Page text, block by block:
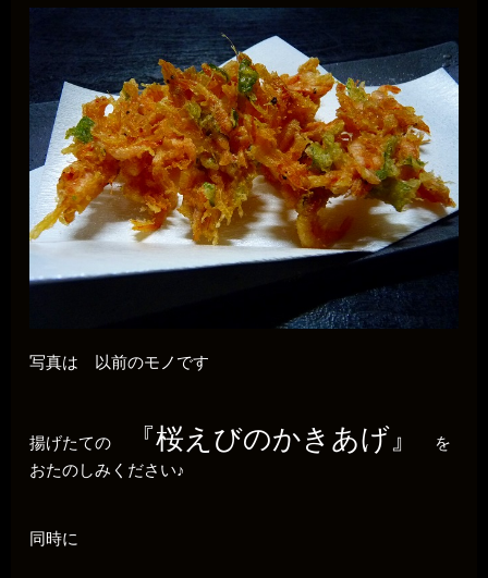
写真は 以前のモノです
揚げたての 『桜えびのかきあげ』
を
おたのしみください♪
同時に